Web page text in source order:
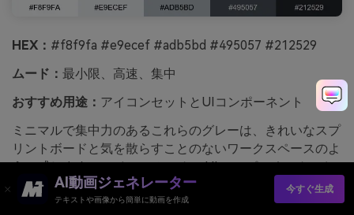
HEX： #f8f9fa #e9ecef #adb5bd #495057 #212529
ムード： 最小限、高速、集中
おすすめ用途： アイコンセットとUIコンポーネント
ミニマルで集中力のあるこれらのグレーは、きれいなスプ
リントボードと気を散らすことのないワークスペースのよ
うに感じます。アイコン セット、UI コンポーネント、お
よび一貫性が優れたドキュメントに最適です。システムの
他の場所で単一のブランドのアクセントカラーとペアリン
AI動画ジェネレーター
テキストや画像から簡単に動画を作成
今すぐ生成